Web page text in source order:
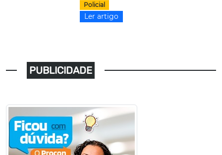
Policial
Ler artigo
PUBLICIDADE